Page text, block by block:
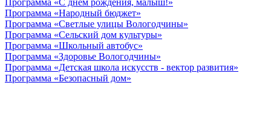
Программа «Народный бюджет»
Программа «Светлые улицы Вологодчины»
Программа «Сельский дом культуры»
Программа «Школьный автобус»
Программа «Здоровье Вологодчины»
Программа «Детская школа искусств - вектор развития»
Программа «Безопасный дом»